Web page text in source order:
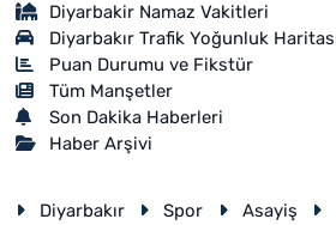
Diyarbakir Namaz Vakitleri
Diyarbakır Trafik Yoğunluk
Puan Durumu ve Fikstür
Tüm Manşetler
Son Dakika Haberleri
Haber Arşivi
Diyarbakır Spor Asayiş